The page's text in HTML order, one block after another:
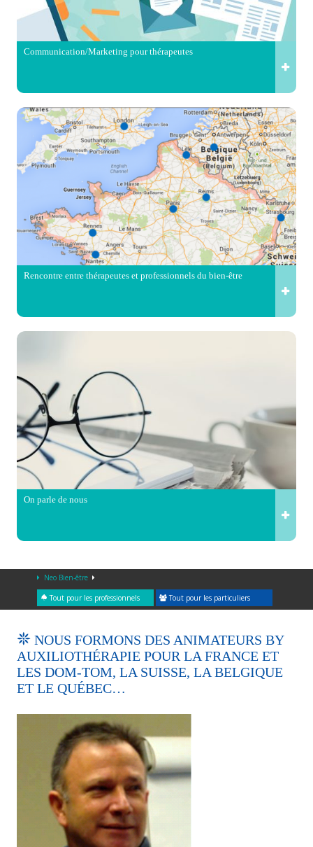
Communication/Marketing pour thérapeutes
Rencontre entre thérapeutes et professionnels du bien-être
On parle de nous
Neo Bien-être
Tout pour les professionnels Tout pour les particuliers
NOUS FORMONS DES ANIMATEURS BY
AUXILIOTHÉRAPIE POUR LA FRANCE ET
LES DOM-TOM, LA SUISSE, LA BELGIQUE
ET LE QUÉBEC…